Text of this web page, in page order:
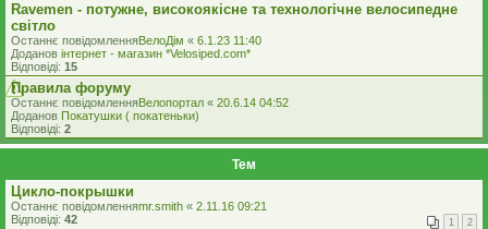
Ravemen - потужне, високоякісне та технологічне велосипедне
світло
Останнє повідомленняВелоДім « 6.1.23 11:40
Доданов iнтернет - магазин *Velosiped.com*
Відповіді: 15
Правила форуму
Останнє повідомленняВелопортал « 20.6.14 04:52
Доданов Покатушки ( покатеньки)
Відповіді: 2
Тем
Цикло-покрышки
Останнє повідомленняmr.smith « 2.11.16 09:21
Відповіді: 42 1 2